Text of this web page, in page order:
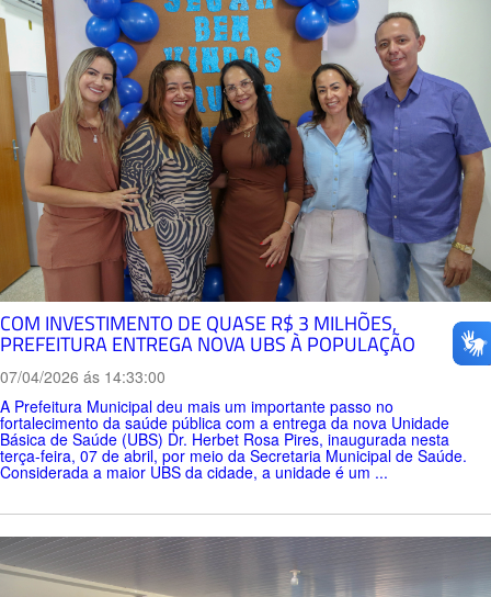
COM INVESTIMENTO DE QUASE R$ 3 MILHÕES,
PREFEITURA ENTREGA NOVA UBS À POPULAÇÃO
07/04/2026 ás 14:33:00
A Prefeitura Municipal deu mais um importante passo no
fortalecimento da saúde pública com a entrega da nova Unidade
Básica de Saúde (UBS) Dr. Herbet Rosa Pires, inaugurada nesta
terça-feira, 07 de abril, por meio da Secretaria Municipal de Saúde.
Considerada a maior UBS da cidade, a unidade é um ...